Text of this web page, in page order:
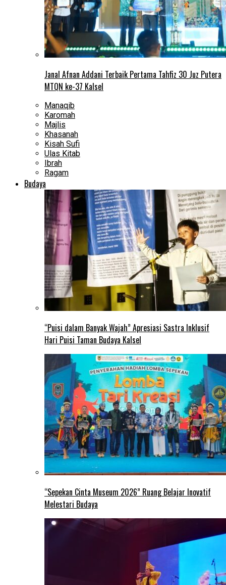
Janal Afnan Addani Terbaik Pertama Tahfiz 30 Juz Putera
MTQN ke-37 Kalsel
Manaqib
Karomah
Majlis
Khasanah
Kisah Sufi
Ulas Kitab
Ibrah
Ragam
Budaya
“Puisi dalam Banyak Wajah” Apresiasi Sastra Inklusif
Hari Puisi Taman Budaya Kalsel
“Sepekan Cinta Museum 2026” Ruang Belajar Inovatif
Melestari Budaya